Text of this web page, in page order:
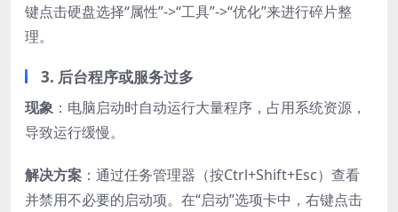
键点击硬盘选择“属性”->“工具”->“优化”来进行碎片整
理。
3. 后台程序或服务过多
现象 ：电脑启动时自动运行大量程序，占用系统资源，
导致运行缓慢。
解决方案 ：通过任务管理器（按Ctrl+Shift+Esc）查看
并禁用不必要的启动项。在“启动”选项卡中，右键点击